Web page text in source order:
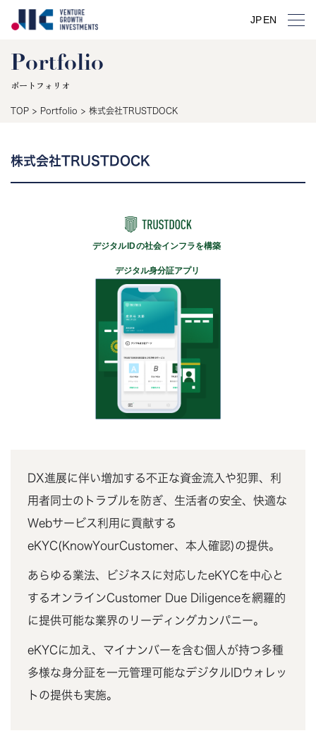
JPEN
Portfolio
ポートフォリオ
TOP > Portfolio > 株式会社TRUSTDOCK
株式会社TRUSTDOCK
DX進展に伴い増加する不正な資金流入や犯罪、利
用者同士のトラブルを防ぎ、生活者の安全、快適な
Webサービス利用に貢献する
eKYC(KnowYourCustomer、本人確認)の提供。
あらゆる業法、ビジネスに対応したeKYCを中心と
するオンラインCustomer Due Diligenceを網羅的
に提供可能な業界のリーディングカンパニー。
eKYCに加え、マイナンバーを含む個人が持つ多種
多様な身分証を一元管理可能なデジタルIDウォレッ
トの提供も実施。